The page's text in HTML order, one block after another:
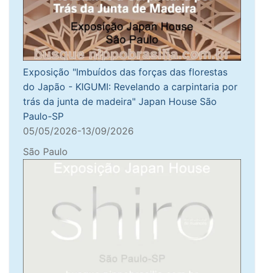
Exposição "Imbuídos das forças das florestas
do Japão - KIGUMI: Revelando a carpintaria por
trás da junta de madeira" Japan House São
Paulo-SP
05/05/2026-13/09/2026
São Paulo